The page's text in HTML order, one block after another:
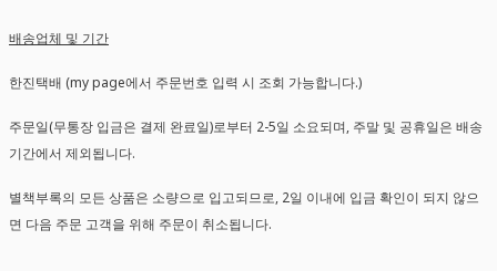
배송업체 및 기간
한진택배 (my page에서 주문번호 입력 시 조회 가능합니다.)
주문일(무통장 입금은 결제 완료일)로부터 2-5일 소요되며, 주말 및 공휴일은 배송
기간에서 제외됩니다.
별책부록의 모든 상품은 소량으로 입고되므로, 2일 이내에 입금 확인이 되지 않으
면 다음 주문 고객을 위해 주문이 취소됩니다.